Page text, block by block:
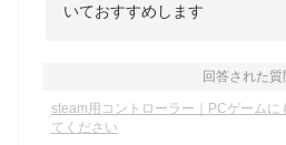
いておすすめします
回答された質
steam用コントローラー｜PCゲームに
てください